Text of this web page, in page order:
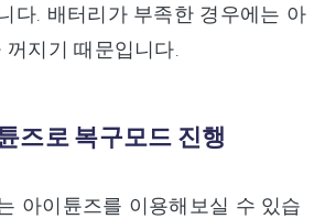
다. 배터리가 부족한 경우에는 아
지기 때문입니다.
즈로 복구모드 진행
아이튠즈를 이용해보실 수 있습